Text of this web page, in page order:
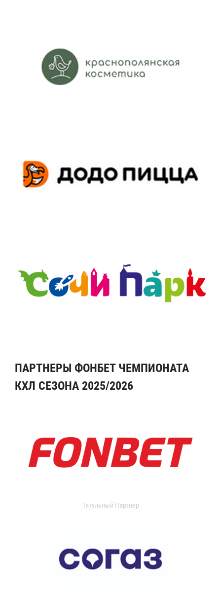
ПАРТНЕРЫ ФОНБЕТ ЧЕМПИОНАТА
КХЛ СЕЗОНА 2025/2026
Титульный Партнер